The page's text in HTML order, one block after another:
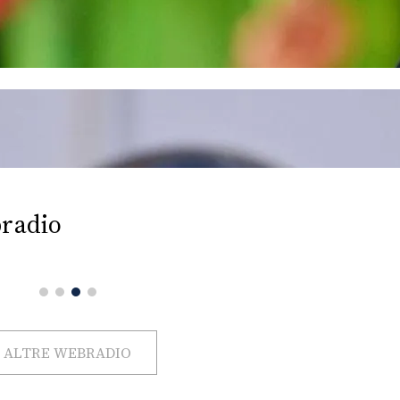
ALTRE WEBRADIO